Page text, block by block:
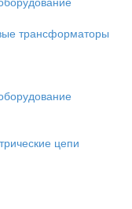
трансформаторы
цепи